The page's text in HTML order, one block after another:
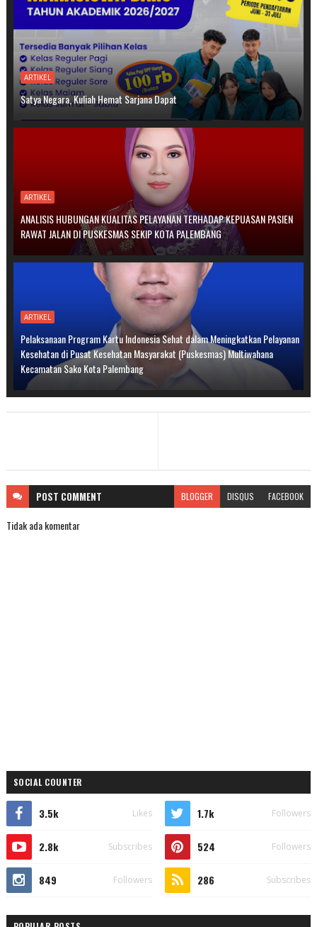
ARTIKEL
Satya Negara, Kuliah Hemat Sarjana Dapat
ARTIKEL
ANALISIS HUBUNGAN KUALITAS PELAYANAN TERHADAP KEPUASAN PASIEN
RAWAT JALAN DI PUSKESMAS SEKIP KOTA PALEMBANG
ARTIKEL
Pelaksanaan Program Kartu Indonesia Sehat dalam Meningkatkan Pelayanan
Kesehatan di Pusat Kesehatan Masyarakat (Puskesmas) Multiwahana
Kecamatan Sako Kota Palembang
POST COMMENT BLOGGER DISQUS FACEBOOK
Tidak ada komentar
SOCIAL COUNTER
3.5k Likes 1.7k Followers
2.8k Subscribes 524 Followers
849 Followers 286 Subscribes